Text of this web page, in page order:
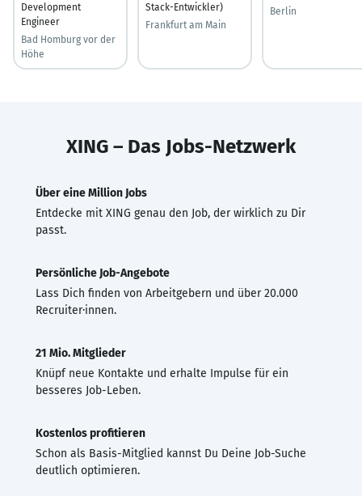
Development
Engineer
Bad Homburg vor der
Höhe
Stack-Entwickler)
Frankfurt am Main
Berlin
XING – Das Jobs-Netzwerk
Über eine Million Jobs
Entdecke mit XING genau den Job, der wirklich zu Dir
passt.
Persönliche Job-Angebote
Lass Dich finden von Arbeitgebern und über 20.000
Recruiter·innen.
21 Mio. Mitglieder
Knüpf neue Kontakte und erhalte Impulse für ein
besseres Job-Leben.
Kostenlos profitieren
Schon als Basis-Mitglied kannst Du Deine Job-Suche
deutlich optimieren.